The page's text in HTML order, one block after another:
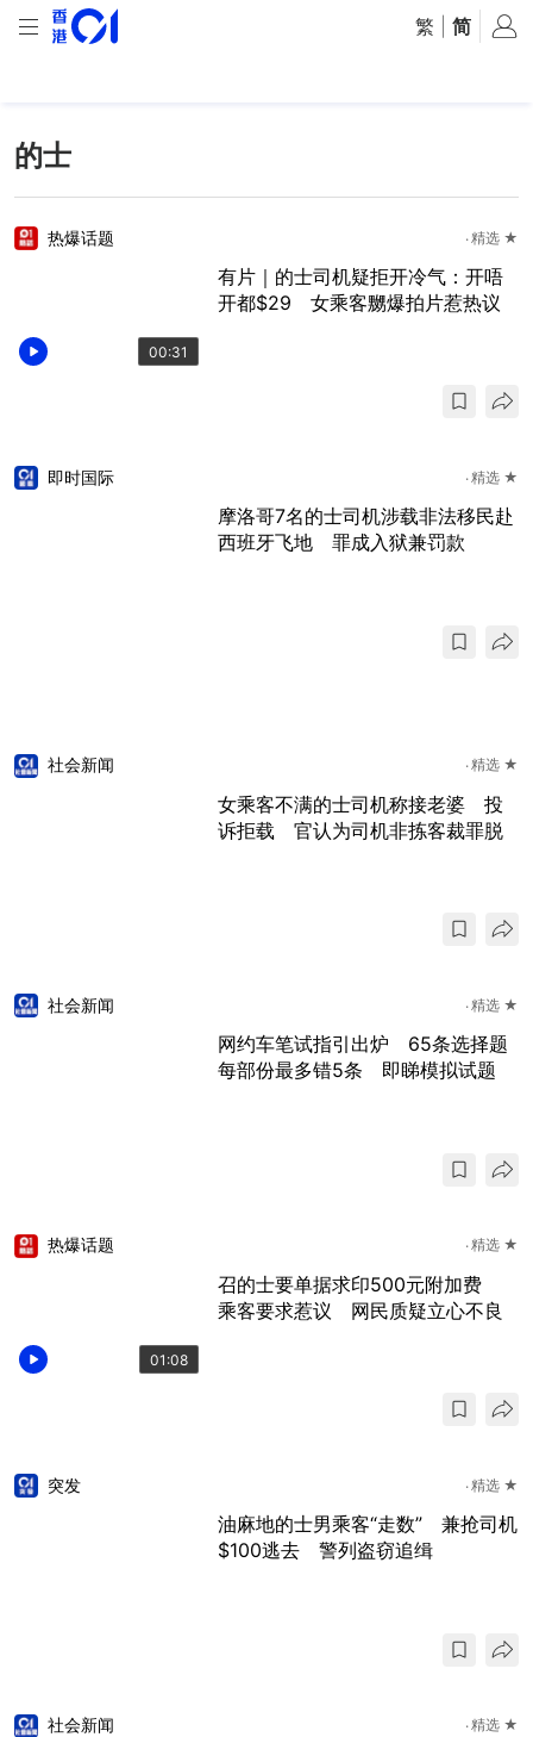
繁 简
的士
00:31
热爆话题 精选 ★
有片｜的士司机疑拒开冷气：开唔
开都$29 女乘客嬲爆拍片惹热议
即时国际 精选 ★
摩洛哥7名的士司机涉载非法移民赴
西班牙飞地 罪成入狱兼罚款
社会新闻 精选 ★
女乘客不满的士司机称接老婆 投
诉拒载 官认为司机非拣客裁罪脱
社会新闻 精选 ★
网约车笔试指引出炉 65条选择题
每部份最多错5条 即睇模拟试题
01:08
热爆话题 精选 ★
召的士要单据求印500元附加费
乘客要求惹议 网民质疑立心不良
突发 精选 ★
油麻地的士男乘客“走数” 兼抢司机
$100逃去 警列盗窃追缉
社会新闻 精选 ★